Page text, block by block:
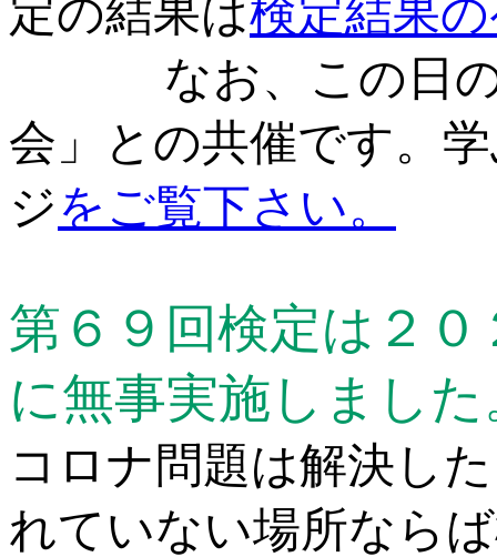
定の結果は検定結果
なお、この日の
会」との共催です。
ジをご覧下さい。
第６９回検定は２
に無事実施しました
コロナ問題は解決し
れていない場所なら